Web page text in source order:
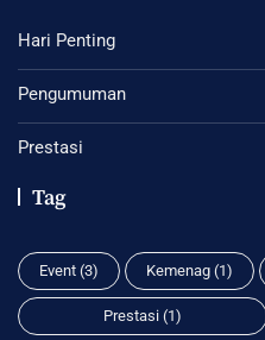
Hari Penting
Pengumuman
Prestasi
Tag
Event(3) Kemenag(1)
Prestasi (1)